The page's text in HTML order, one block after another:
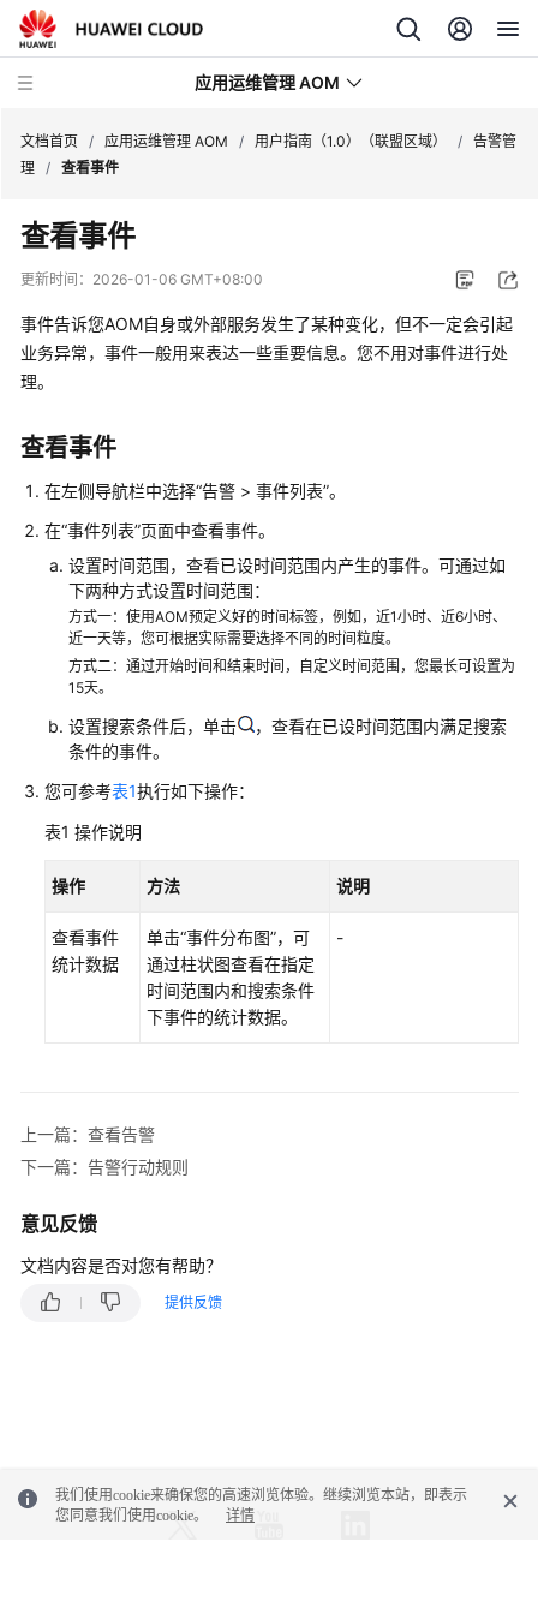
应用运维管理 AOM
最
新
动
产
绍
计
说
明
户
南
最
实
践
SDK
参
常
见
问
AOM
文档首页 / 应用运维管理 AOM / 用户指南（1.0）（联盟区域） / 告警管
理 / 查看事件
查看事件
更新时间： 2026-01-06 GMT+08:00
事件告诉您AOM自身或外部服务发生了某种变化，但不一定会引起
业务异常，事件一般用来表达一些重要信息。您不用对事件进行处
理。
查看事件
在左侧导航栏中选择“告警 > 事件列表”。
在“事件列表”页面中查看事件。
设置时间范围，查看已设时间范围内产生的事件。可通过如
下两种方式设置时间范围：
方式一：使用AOM预定义好的时间标签，例如，近1小时、近6小时、
近一天等，您可根据实际需要选择不同的时间粒度。
方式二：通过开始时间和结束时间，自定义时间范围，您最长可设置为
15天。
设置搜索条件后，单击
，查看在已设时间范围内满足搜索
条件的事件。
您可参考表1执行如下操作：
表1 操作说明
操作 方法 说明
查看事件
统计数据
单击“事件分布图”，可
通过柱状图查看在指定
时间范围内和搜索条件
下事件的统计数据。
-
上一篇：查看告警
下一篇：告警行动规则
意见反馈
文档内容是否对您有帮助？
提供反馈
我们使用cookie来确保您的高速浏览体验。继续浏览本站，即表示
您同意我们使用cookie。
详情